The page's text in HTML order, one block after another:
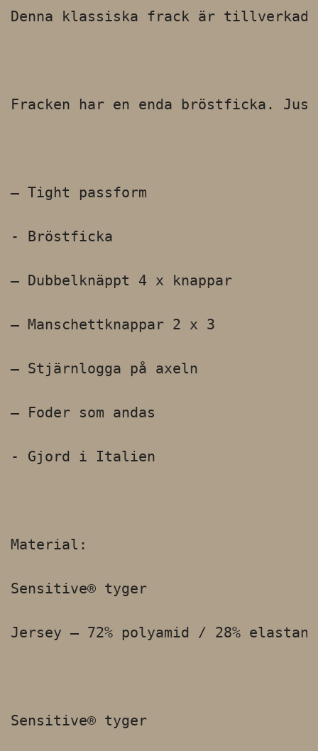
Denna klassiska frack är tillverkad
Fracken har en enda bröstficka.
– Tight passform
- Bröstficka
– Dubbelknäppt 4 x knappar
– Manschettknappar 2 x 3
– Stjärnlogga på axeln
– Foder som andas
- Gjord i Italien
Material:
Sensitive® tyger
Jersey – 72% polyamid / 28% elastan
Sensitive® tyger